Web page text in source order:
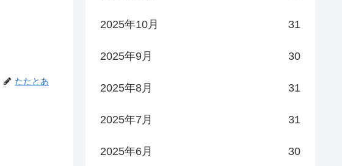
たたとあ
2025年10月 31
2025年9月 30
2025年8月 31
2025年7月 31
2025年6月 30